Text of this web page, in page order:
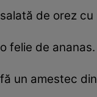
salată de orez
o felie de ananas.
fă un amestec